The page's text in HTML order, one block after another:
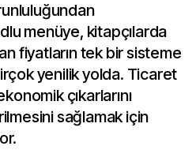
menüye, kitapçılarda
fiyatların tek bir sisteme
yenilik yolda. Ticaret
çıkarlarını
sağlamak için